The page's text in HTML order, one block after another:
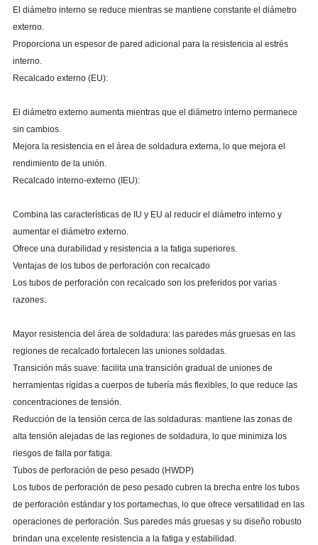
El diámetro interno se reduce mientras se mantiene constante el diámetro
externo.
Proporciona un espesor de pared adicional para la resistencia al estrés
interno.
Recalcado externo (EU):
El diámetro externo aumenta mientras que el diámetro interno permanece
sin cambios.
Mejora la resistencia en el área de soldadura externa, lo que mejora el
rendimiento de la unión.
Recalcado interno-externo (IEU):
Combina las características de IU y EU al reducir el diámetro interno y
aumentar el diámetro externo.
Ofrece una durabilidad y resistencia a la fatiga superiores.
Ventajas de los tubos de perforación con recalcado
Los tubos de perforación con recalcado son los preferidos por varias
razones:
Mayor resistencia del área de soldadura: las paredes más gruesas en las
regiones de recalcado fortalecen las uniones soldadas.
Transición más suave: facilita una transición gradual de uniones de
herramientas rígidas a cuerpos de tubería más flexibles, lo que reduce las
concentraciones de tensión.
Reducción de la tensión cerca de las soldaduras: mantiene las zonas de
alta tensión alejadas de las regiones de soldadura, lo que minimiza los
riesgos de falla por fatiga.
Tubos de perforación de peso pesado (HWDP)
Los tubos de perforación de peso pesado cubren la brecha entre los tubos
de perforación estándar y los portamechas, lo que ofrece versatilidad en las
operaciones de perforación. Sus paredes más gruesas y su diseño robusto
brindan una excelente resistencia a la fatiga y estabilidad.